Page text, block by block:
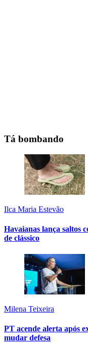
Tá bombando
Ilca Maria Estevão
Havaianas lança saltos
de clássico
Milena Teixeira
PT acende alerta após
mudar defesa